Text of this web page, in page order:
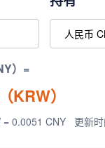
）=
KRW）
= 0.0051 CNY 更新